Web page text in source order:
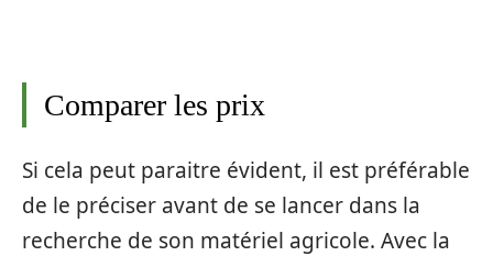
Comparer les prix
Si cela peut paraitre évident, il est préférable
de le préciser avant de se lancer dans la
recherche de son matériel agricole. Avec la